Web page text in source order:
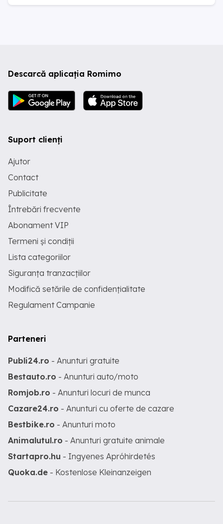
Descarcă aplicația Romimo
Suport clienți
Ajutor
Contact
Publicitate
Întrebări frecvente
Abonament VIP
Termeni și condiții
Lista categoriilor
Siguranța tranzacțiilor
Modifică setările de confidențialitate
Regulament Campanie
Parteneri
Publi24.ro - Anunturi gratuite
Bestauto.ro - Anunturi auto/moto
Romjob.ro - Anunturi locuri de munca
Cazare24.ro - Anunturi cu oferte de cazare
Bestbike.ro - Anunturi moto
Animalutul.ro - Anunturi gratuite animale
Startapro.hu - Ingyenes Apróhirdetés
Quoka.de - Kostenlose Kleinanzeigen